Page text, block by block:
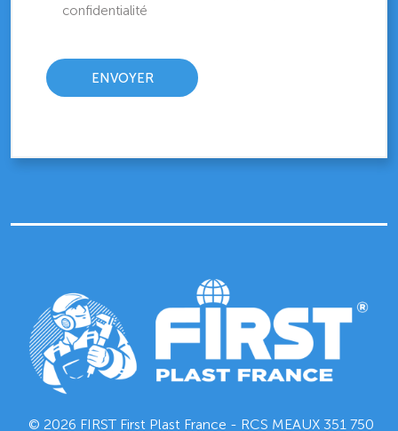
confidentialité
© 2026 FIRST First Plast France - RCS MEAUX 351 750